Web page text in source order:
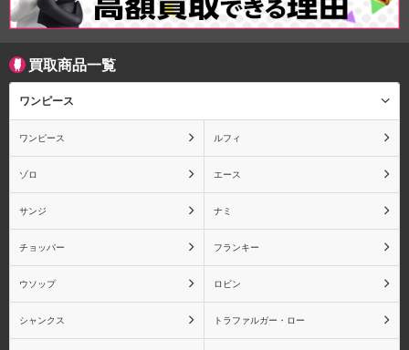
買取商品一覧
ワンピース
ワンピース ルフィ
ゾロ エース
サンジ ナミ
チョッパー フランキー
ウソップ ロビン
シャンクス トラファルガー・ロー